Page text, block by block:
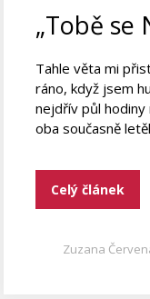
„Tobě se
Tahle věta mi
ráno, když jsem
nejdřív půl
oba současně
Celý článek
Zuzana